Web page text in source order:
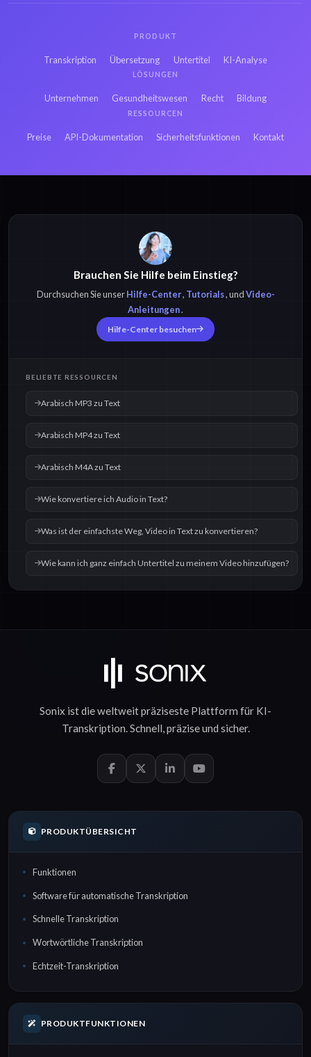
Russisch OGX zu
Text
Text
Hindi OGX zu Text
Arabisch M4A zu
Arabisch OPUS zu
Arabisch OGG zu
Arabisch WAV zu
Text
PRODUKT
Transkription Übersetzung Untertitel KI-Analyse
LÖSUNGEN
Unternehmen Gesundheitswesen Recht Bildung
RESSOURCEN
Preise API-Dokumentation Sicherheitsfunktionen Kontakt
Brauchen Sie Hilfe beim Einstieg?
Durchsuchen Sie unserHilfe-Center, Tutorials, undVideo-
Anleitungen.
Hilfe-Center besuchen
BELIEBTE RESSOURCEN
Arabisch MP3 zu Text
Arabisch MP4 zu Text
Arabisch M4A zu Text
Wie konvertiere ich Audio in Text?
Was ist der einfachste Weg, Video in Text zu konvertieren?
Wie kann ich ganz einfach Untertitel zu meinem Video hinzufügen?
Sonix ist die weltweit präziseste Plattform für KI-
Transkription.Schnell,präziseund sicher.
PRODUKTÜBERSICHT
Funktionen
Software für automatische Transkription
Schnelle Transkription
Wortwörtliche Transkription
Echtzeit-Transkription
PRODUKTFUNKTIONEN